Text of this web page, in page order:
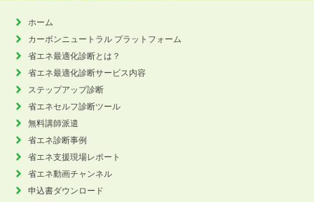
ホーム
カーボンニュートラル プラットフォーム
省エネ最適化診断とは？
省エネ最適化診断サービス内容
ステップアップ診断
省エネセルフ診断ツール
無料講師派遣
省エネ診断事例
省エネ支援現場レポート
省エネ動画チャンネル
申込書ダウンロード